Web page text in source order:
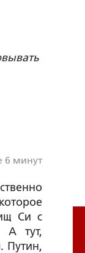
6 минут
Си с
А тут,
Путин,